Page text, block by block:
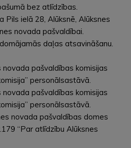
bez atlīdzības.
Pils ielā 28, Alūksnē, Alūksnes
novada pašvaldībai.
daļas atsavināšanu.
pašvaldības komisijas
personālsastāvā.
pašvaldības komisijas
personālsastāvā.
novada pašvaldības domes
“Par atlīdzību Alūksnes